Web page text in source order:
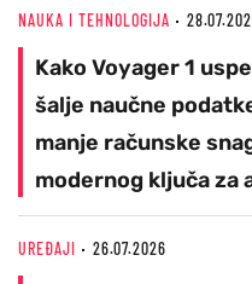
NAUKA I TEHNOLOGIJA
Kako Voyager 1
šalje naučne
manje računske
modernog ključa za
UREĐAJI 26.07.2026